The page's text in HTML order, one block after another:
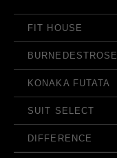
FIT HOUSE
BURNEDESTROSE
KONAKA FUTATA
SUIT SELECT
DIFFERENCE